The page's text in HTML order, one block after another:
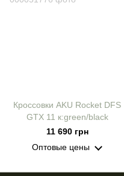
Кроссовки AKU Rocket DFS
GTX 11 к:green/black
11 690 грн
Оптовые цены